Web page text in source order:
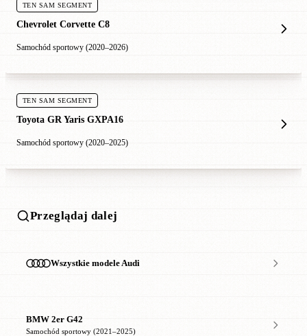
TEN SAM SEGMENT
Chevrolet Corvette C8
Samochód sportowy (2020–2026)
TEN SAM SEGMENT
Toyota GR Yaris GXPA16
Samochód sportowy (2020–2025)
Przeglądaj dalej
Wszystkie modele Audi
BMW 2er G42
Samochód sportowy (2021–2025)